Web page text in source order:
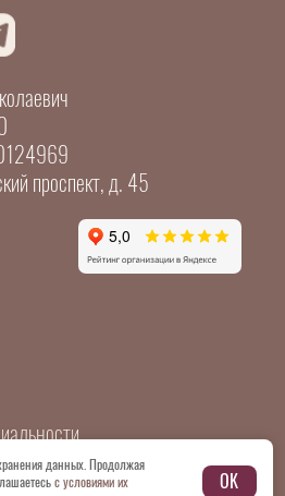
проспект, д. 45
данных. Продолжая
с условиями их
OK